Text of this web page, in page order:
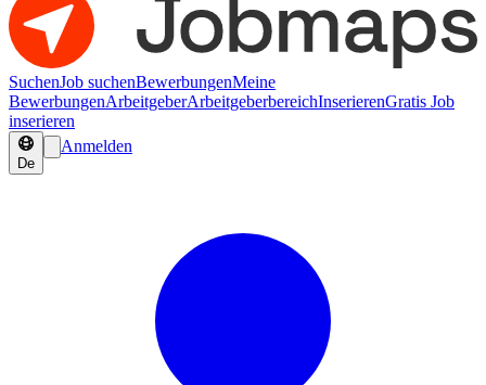
SuchenJob suchenBewerbungenMeine
BewerbungenArbeitgeberArbeitgeberbereichInserierenGratis Job
inserieren
De
Anmelden